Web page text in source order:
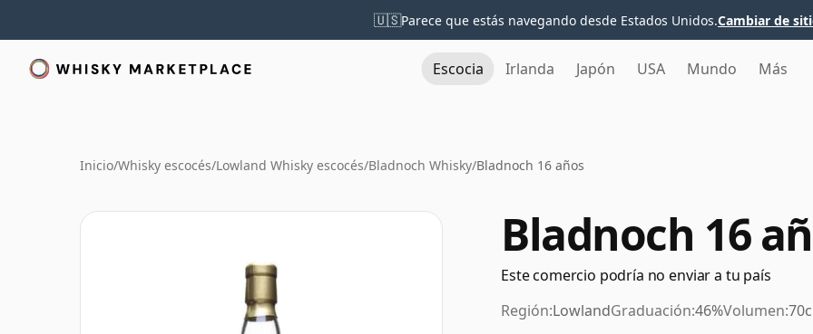
🇺🇸Parece que estás navegando desde Estados Unidos.Cambiar de
Escocia Irlanda Japón USA Mundo Más
Inicio/Whisky escocés/Lowland Whisky escocés/Bladnoch Whisky/Bladnoch 16 años
Bladnoch 16
Este comercio podría no enviar a tu país
Región:LowlandGraduación:46%Volumen: